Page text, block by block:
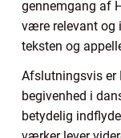
gennemgang af
være relevant og
teksten og
Afslutningsvis er
begivenhed i
betydelig